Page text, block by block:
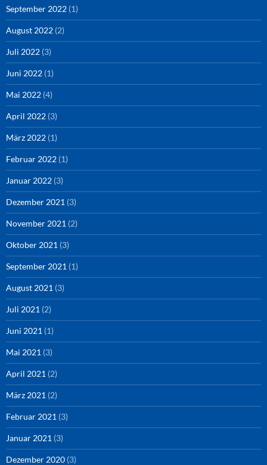
September 2022 (1)
August 2022 (2)
Juli 2022 (3)
Juni 2022 (1)
Mai 2022 (4)
April 2022 (3)
März 2022 (1)
Februar 2022 (1)
Januar 2022 (3)
Dezember 2021 (3)
November 2021 (2)
Oktober 2021 (3)
September 2021 (1)
August 2021 (3)
Juli 2021 (2)
Juni 2021 (1)
Mai 2021 (3)
April 2021 (2)
März 2021 (2)
Februar 2021 (3)
Januar 2021 (3)
Dezember 2020 (3)